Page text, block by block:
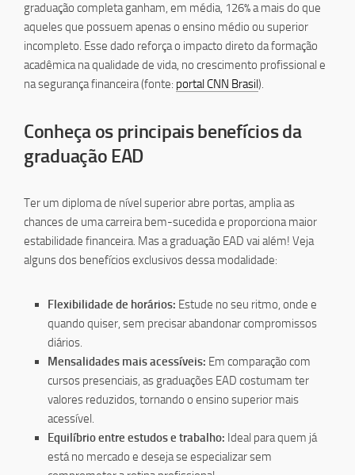
graduação completa ganham, em média, 126% a mais do que
aqueles que possuem apenas o ensino médio ou superior
incompleto. Esse dado reforça o impacto direto da formação
acadêmica na qualidade de vida, no crescimento profissional e
na segurança financeira (fonte: portal CNN Brasil ).
Conheça os principais benefícios da
graduação EAD
Ter um diploma de nível superior abre portas, amplia as
chances de uma carreira bem-sucedida e proporciona maior
estabilidade financeira. Mas a graduação EAD vai além! Veja
alguns dos benefícios exclusivos dessa modalidade:
Flexibilidade de horários: Estude no seu ritmo, onde e
quando quiser, sem precisar abandonar compromissos
diários.
Mensalidades mais acessíveis: Em comparação com
cursos presenciais, as graduações EAD costumam ter
valores reduzidos, tornando o ensino superior mais
acessível.
Equilíbrio entre estudos e trabalho: Ideal para quem já
está no mercado e deseja se especializar sem